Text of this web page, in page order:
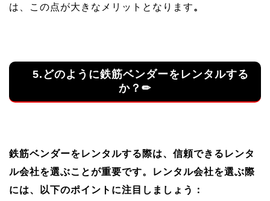
は、この点が大きなメリットとなります。
5.どのように鉄筋ベンダーをレンタルする
か？✏
鉄筋ベンダーをレンタルする際は、信頼できるレンタ
ル会社を選ぶことが重要です。レンタル会社を選ぶ際
には、以下のポイントに注目しましょう：